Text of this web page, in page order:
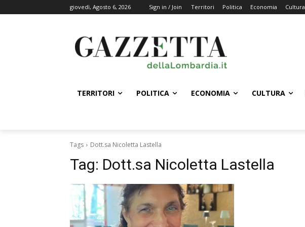
giovedì, Agosto 6, 2026 Sign in / Join Territori Politica Economia Cultura
TERRITORI POLITICA ECONOMIA CULTURA
Tags Dott.sa Nicoletta Lastella
Tag: Dott.sa Nicoletta Lastella